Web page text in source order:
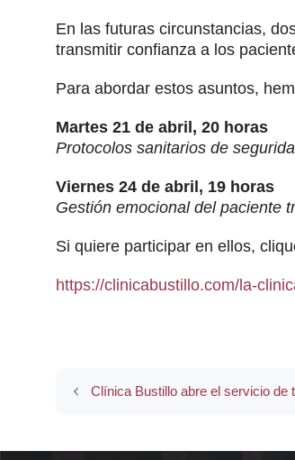
En las futuras circunstancias,
transmitir confianza a los
Para abordar estos asuntos,
Martes 21 de abril, 20 horas
Protocolos sanitarios de
Viernes 24 de abril, 19 horas
Gestión emocional del paciente
Si quiere participar en ellos,
https://clinicabustillo.com/la-
Clínica Bustillo abre el servicio de